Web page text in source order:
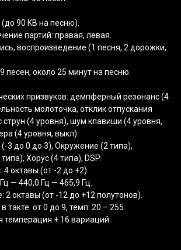
(до 90 KB на песню).
партий: правая, левая.
воспроизведение (1 песня, 2 дорожки,
песен, около 25 минут на песню.
призвуков: демпферный резонанс(4
молоточка, отклик отпускания
струн (4уровня), шум клавиши (4уровня,
(4уровня, выкл).
(-3 до 0 до 3), Окружение (2типа),
типа), Хорус(4типа), DSP.
4 октавы (от -2 до +2).
— 440,0 Гц — 465,9 Гц.
2 октавы (от -12 до +12 полутонов).
такте: от 0 до 9, темп: 20 – 255.
темперация + 16 вариаций.